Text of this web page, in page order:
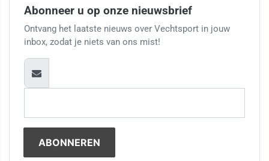
Abonneer u op onze nieuwsbrief
Ontvang het laatste nieuws over Vechtsport in jouw
inbox, zodat je niets van ons mist!